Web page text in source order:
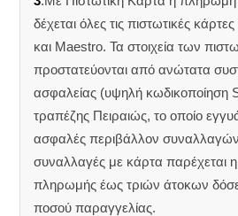
δέχεται όλες τις πιστωτικές
και Maestro. Τα στοιχεία των
προστατεύονται από ανώτατα
ασφαλείας (υψηλή κωδικοποίηση
τραπέζης Πειραιώς, το οποίο
ασφαλές περιβάλλον
συναλλαγές με κάρτα παρέχεται
πληρωμής έως τριών άτοκων
ποσού παραγγελίας.